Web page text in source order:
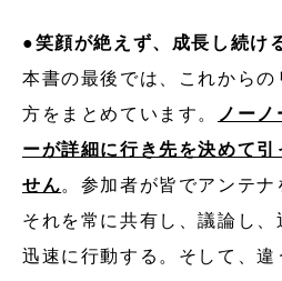
●笑顔が絶えず、成長し続け
本書の最後では、これからの
方をまとめています。
ノー
ーが詳細に行き先を決めて引
せん。参加者が皆でアンテナ
それを常に共有し、議論し、
迅速に行動する。そして、違